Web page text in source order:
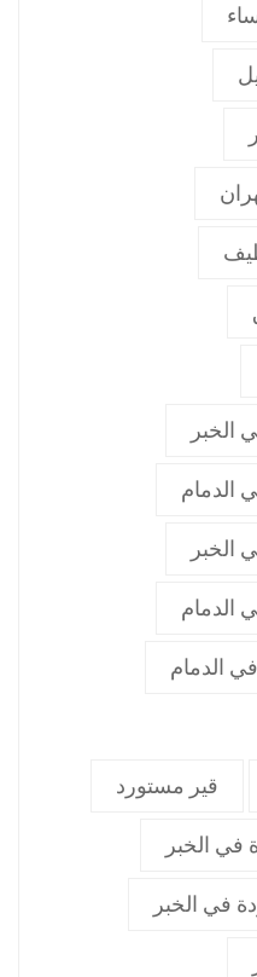
الدمام
الخبر
الدمام
الدمام
قير مستورد
في الخبر
في الخبر